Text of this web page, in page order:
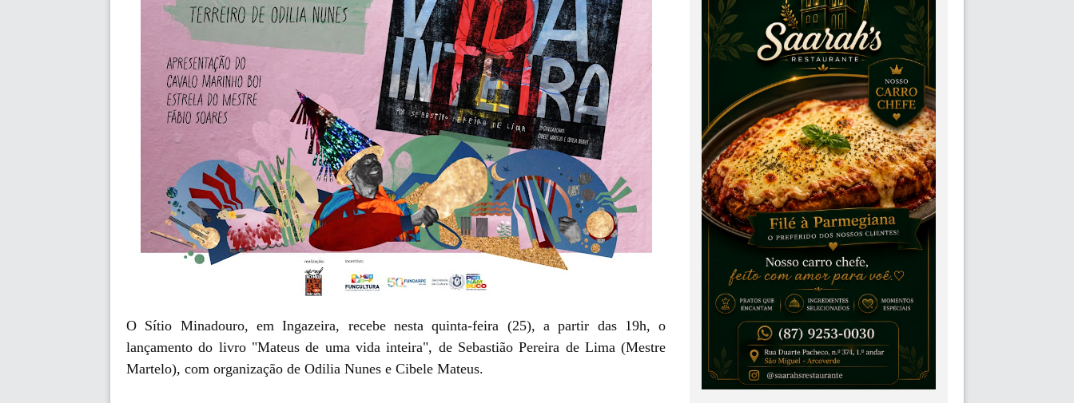
O Sítio Minadouro, em Ingazeira, recebe nesta quinta-feira (25), a partir das 19h, o
lançamento do livro "Mateus de uma vida inteira", de Sebastião Pereira de Lima (Mestre
Martelo), com organização de Odilia Nunes e Cibele Mateus.